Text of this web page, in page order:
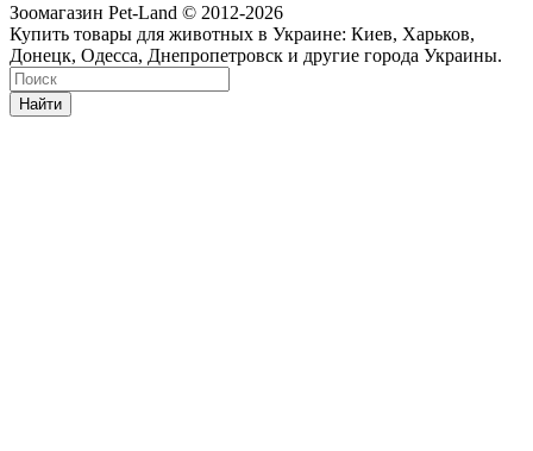
Зоомагазин Pet-Land © 2012-2026
Купить товары для животных в Украине: Киев, Харьков,
Донецк, Одесса, Днепропетровск и другие города Украины.
Найти